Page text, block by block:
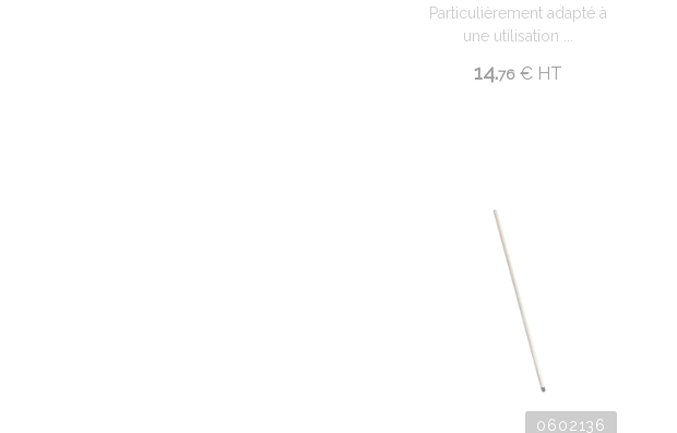
Particulièrement adapté à
une utilisation ...
14.76 €HT
0602136